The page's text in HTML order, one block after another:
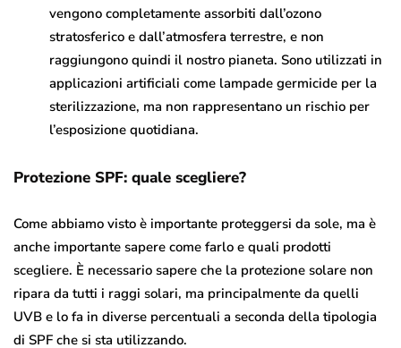
vengono completamente assorbiti dall’ozono
stratosferico e dall’atmosfera terrestre, e non
raggiungono quindi il nostro pianeta. Sono utilizzati in
applicazioni artificiali come lampade germicide per la
sterilizzazione, ma non rappresentano un rischio per
l’esposizione quotidiana.
Protezione SPF: quale scegliere?
Come abbiamo visto è importante proteggersi da sole, ma è
anche importante sapere come farlo e quali prodotti
scegliere. È necessario sapere che la protezione solare non
ripara da tutti i raggi solari, ma principalmente da quelli
UVB e lo fa in diverse percentuali a seconda della tipologia
di SPF che si sta utilizzando.